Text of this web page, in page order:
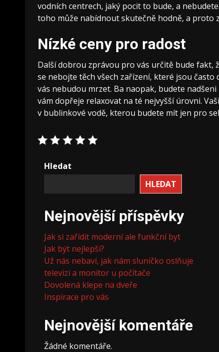
vodních centrech, jaký pocit to bude, a
toho může nabídnout skutečně hodně, a proto
Nízké ceny pro radost
Další dobrou zprávou pro vás určitě bude fakt,
se nebojte těch všech zařízení, které jsou
vás nebudou mrzet. Ba naopak, budete
vám dopřeje relaxovat na té nejvyšší úrovni.
v bublinkové vodě, kterou budete mít jen pro
Hledat
HLEDAT
Nejnovější příspěvky
Jak si zařídit moderní ale funkční byt
Jak být nejlepší?
Už nás nebaví, jak nám sluníčko oslňuje
televizi a monitor u počítače
Dovolená klepe na dveře
Inspirace pro vás
Nejnovější komentáře
Žádné komentáře.